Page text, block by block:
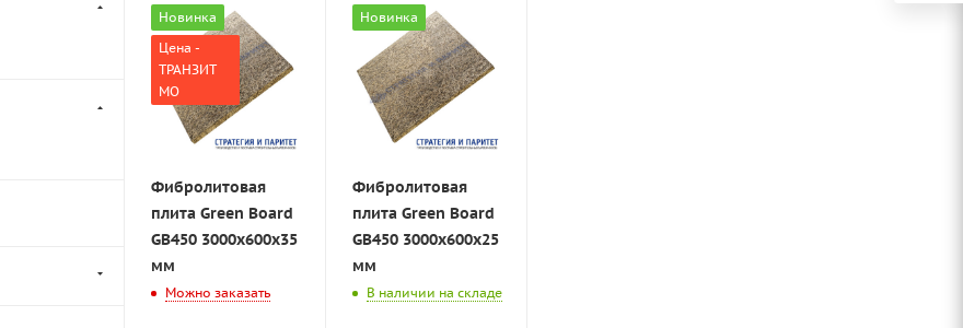
Новинка
Цена -
ТРАНЗИТ
МО
Фибролитовая
плита Green Board
GB450 3000x600x35
мм
Можно заказать
Новинка
Фибролитовая
плита Green Board
GB450 3000x600x25
мм
В наличии на складе